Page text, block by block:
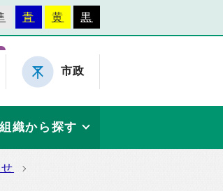
青 黄 黒
市政
組織から探す